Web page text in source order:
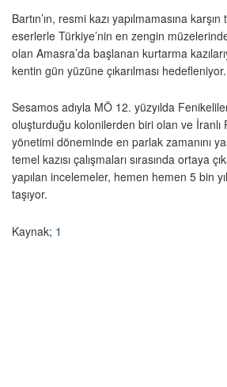
Bartın’ın, resmi kazı yapılmamasına
eserlerle Türkiye’nin en zengin
olan Amasra’da başlanan kurtarma
kentin gün yüzüne çıkarılması hedefleniyor.
Sesamos adıyla MÖ 12. yüzyılda
oluşturduğu kolonilerden biri olan ve İranlı
yönetimi döneminde en parlak zamanını
temel kazısı çalışmaları sırasında ortaya
yapılan incelemeler, hemen hemen 5 bin
taşıyor.
Kaynak; 1